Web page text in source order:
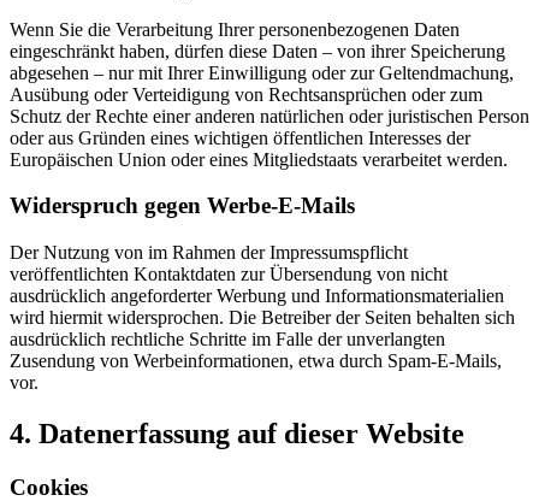
Wenn Sie die Verarbeitung Ihrer personenbezogenen Daten
eingeschränkt haben, dürfen diese Daten – von ihrer Speicherung
abgesehen – nur mit Ihrer Einwilligung oder zur Geltendmachung,
Ausübung oder Verteidigung von Rechtsansprüchen oder zum
Schutz der Rechte einer anderen natürlichen oder juristischen Person
oder aus Gründen eines wichtigen öffentlichen Interesses der
Europäischen Union oder eines Mitgliedstaats verarbeitet werden.
Widerspruch gegen Werbe-E-Mails
Der Nutzung von im Rahmen der Impressumspflicht
veröffentlichten Kontaktdaten zur Übersendung von nicht
ausdrücklich angeforderter Werbung und Informationsmaterialien
wird hiermit widersprochen. Die Betreiber der Seiten behalten sich
ausdrücklich rechtliche Schritte im Falle der unverlangten
Zusendung von Werbeinformationen, etwa durch Spam-E-Mails,
vor.
4. Datenerfassung auf dieser Website
Cookies